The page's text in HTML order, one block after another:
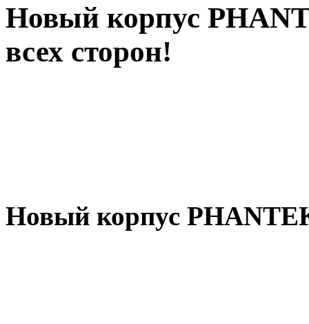
Новый корпус
всех сторон!
Новый корпус